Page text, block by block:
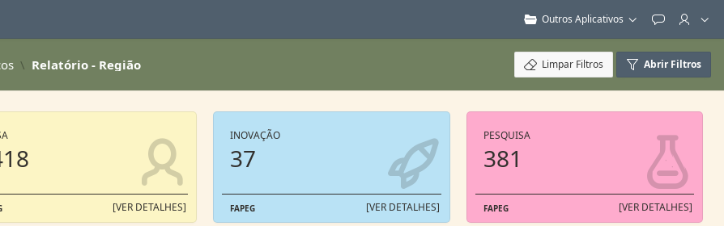
Outros Aplicativos Feedback
Relatório - Região Limpar Filtros Abrir Filtros
[VER DETALHES]
INOVAÇÃO
37
FAPEG [VER DETALHES]
PESQUISA
381
FAPEG [VER DETALHES]